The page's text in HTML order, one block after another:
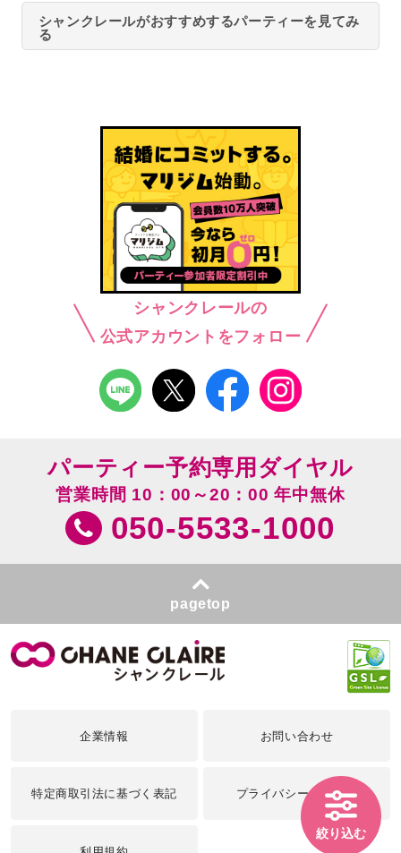
シャンクレールがおすすめするパーティーを見てみ
る
シャンクレールの
公式アカウントをフォロー
絞り込む
パーティー予約専用ダイヤル
営業時間 10：00～20：00 年中無休
050-5533-1000
pagetop
企業情報 お問い合わせ
特定商取引法に基づく表記 プライバシーポリシー